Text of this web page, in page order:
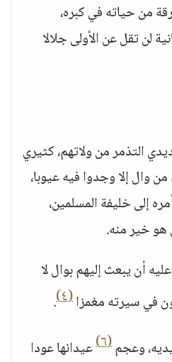
من حياته في كبره،
لن تقل عن الأولى جلالا
التذمر من ولاتهم، كثيري
وال إلا وجدوا فيه عيوبا،
إلى خليفة المسلمين،
هو خير منه.
أن يبعث إليهم بوال لا
في سيرته مغمزا(٤) .
وعجم(٦)
عيدانها عودا